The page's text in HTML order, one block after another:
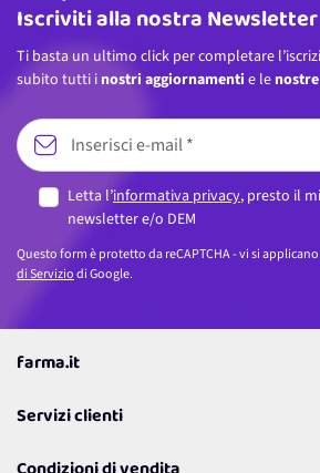
Iscriviti alla nostra Newsletter
Ti basta un ultimo click per completare
subito tutti i nostri aggiornamenti e le
Letta l’informativa privacy, presto il
newsletter e/o DEM
Questo form è protetto da reCAPTCHA - vi si
di Serviziodi Google.
farma.it
Coupon
Servizi clienti